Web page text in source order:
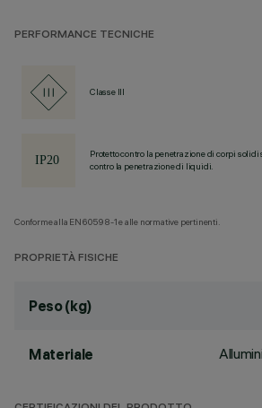
PERFORMANCE TECNICHE
Classe III
Protetto contro la penetrazione di corpi
contro la penetrazione di liquidi.
Conforme alla EN60598-1 e alle normative pertinenti.
PROPRIETÀ FISICHE
Peso (kg)
Materiale